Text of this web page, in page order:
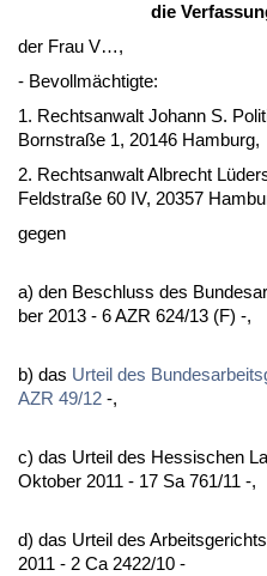
die
der Frau V…,
- Be­vollmäch­tig­te:
1. Rechts­an­walt Jo­hann S.
Born­s­traße 1, 20146 Ham­burg,
2. Rechts­an­walt Al­brecht
Feld­s­traße 60 IV, 20357
ge­gen
a) den Be­schluss des
ber 2013 - 6 AZR 624/13 (F) -,
b) das Ur­teil des
AZR 49/12 -,
c) das Ur­teil des Hes­si­schen
Ok­to­ber 2011 - 17 Sa 761/11 -,
d) das Ur­teil des
2011 - 2 Ca 2422/10 -